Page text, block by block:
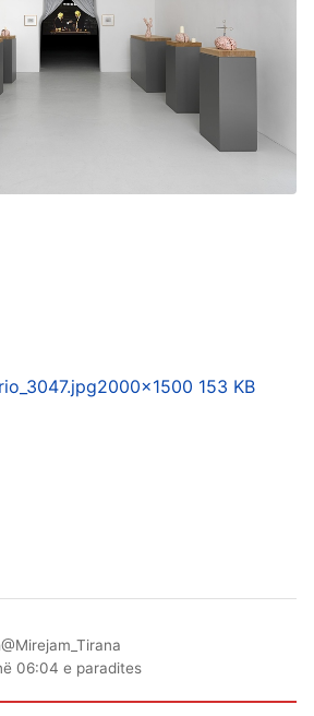
2000×1500 153 KB
@Mirejam_Tirana
06:04 e paradites